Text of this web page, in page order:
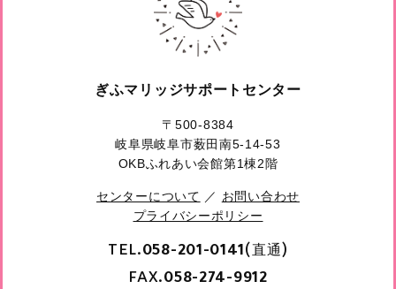
ぎふマリッジサポートセンター
〒500-8384
岐阜県岐阜市薮田南5-14-53
OKBふれあい会館第1棟2階
センターについて ／ お問い合わせ
プライバシーポリシー
TEL.058-201-0141(直通)
FAX.058-274-9912